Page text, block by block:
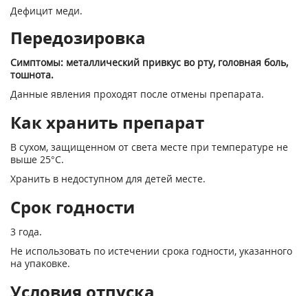
Дефицит меди.
Передозировка
Симптомы: металлический привкус во рту, головная боль,
тошнота.
Данные явления проходят после отмены препарата.
Как хранить препарат
В сухом, защищенном от света месте при температуре не
выше 25°С.
Хранить в недоступном для детей месте.
Срок годности
3 года.
Не использовать по истечении срока годности, указанного
на упаковке.